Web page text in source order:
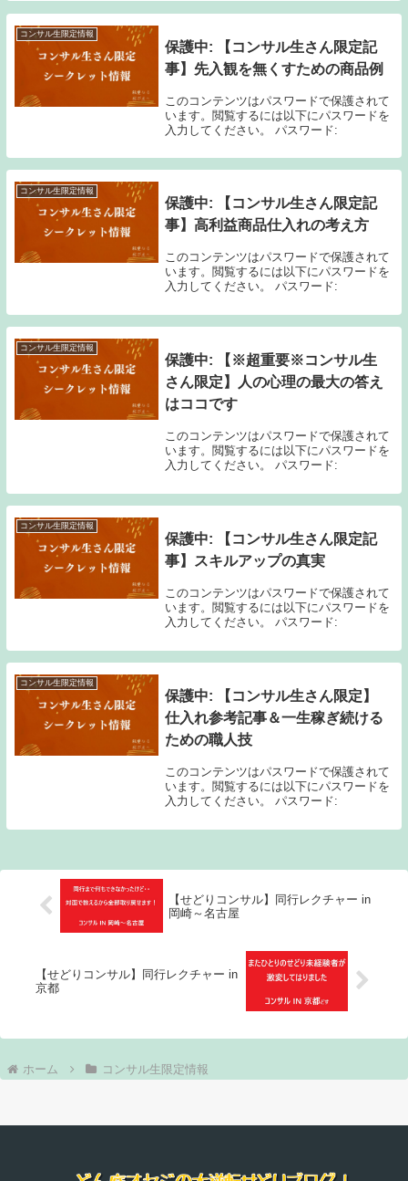
コンサル生限定情報
保護中: 【コンサル生さん限定記
事】先入観を無くすための商品例
このコンテンツはパスワードで保護されて
います。閲覧するには以下にパスワードを
入力してください。 パスワード:
コンサル生限定情報
保護中: 【コンサル生さん限定記
事】高利益商品仕入れの考え方
このコンテンツはパスワードで保護されて
います。閲覧するには以下にパスワードを
入力してください。 パスワード:
コンサル生限定情報
保護中: 【※超重要※コンサル生
さん限定】人の心理の最大の答え
はココです
このコンテンツはパスワードで保護されて
います。閲覧するには以下にパスワードを
入力してください。 パスワード:
コンサル生限定情報
保護中: 【コンサル生さん限定記
事】スキルアップの真実
このコンテンツはパスワードで保護されて
います。閲覧するには以下にパスワードを
入力してください。 パスワード:
コンサル生限定情報
保護中: 【コンサル生さん限定】
仕入れ参考記事＆一生稼ぎ続ける
ための職人技
このコンテンツはパスワードで保護されて
います。閲覧するには以下にパスワードを
入力してください。 パスワード:
【せどりコンサル】同行レクチャー in
岡崎～名古屋
【せどりコンサル】同行レクチャー in
京都
ホーム コンサル生限定情報